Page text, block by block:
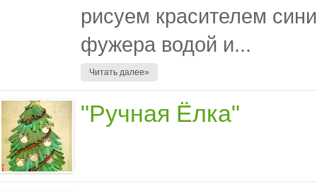
рисуем красителем
фужера водой и...
Читать далее»
"Ручная Ёлка"